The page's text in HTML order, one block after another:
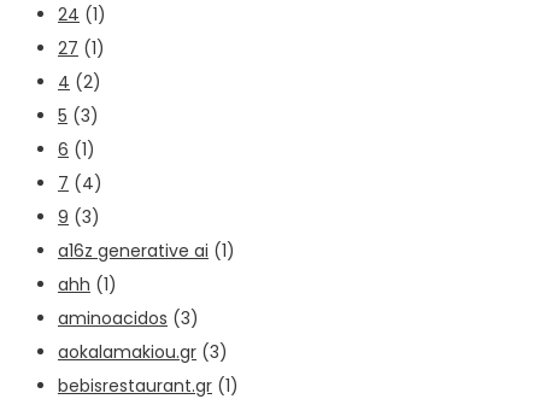
24 (1)
27 (1)
4 (2)
5 (3)
6 (1)
7 (4)
9 (3)
a16z generative ai (1)
ahh (1)
aminoacidos (3)
aokalamakiou.gr (3)
bebisrestaurant.gr (1)